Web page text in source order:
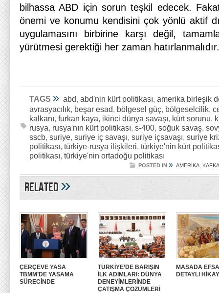
bilhassa ABD için sorun teşkil edecek.
önemi ve konumu kendisini çok yönlü aktif
uygulamasını birbirine karşı değil,
yürütmesi gerektiği her zaman hatırlanmalıdır.
TAGS » abd, abd'nin kürt politikası, amerika birleşik
avrasyacılık, beşar esad, bölgesel güç, bölgeselcilik,
kalkanı, furkan kaya, ikinci dünya savaşı, kürt sorunu,
rusya, rusya'nın kürt politikası, s-400, soğuk savaş,
sscb, suriye, suriye iç savaşı, suriye içsavaşı, suriye
politikası, türkiye-rusya ilişkileri, türkiye'nin kürt
politikası, türkiye'nin ortadoğu politikası
POSTED IN » AMERİKA
Related»
ÇERÇEVE YASA
TBMM’DE YASAMA
SÜRECİNDE
TÜRKİYE’DE BARIŞIN
İLK ADIMLARI: DÜNYA
DENEYİMLERİNDE
ÇATIŞMA ÇÖZÜMLERİ
MASADA
DETAYLI